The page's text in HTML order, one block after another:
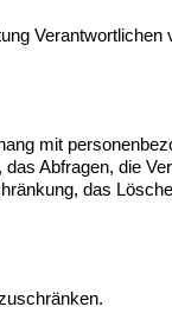
Verantwortlichen
mit
Abfragen, die
das